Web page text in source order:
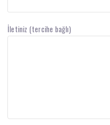
İletiniz (tercihe bağlı)